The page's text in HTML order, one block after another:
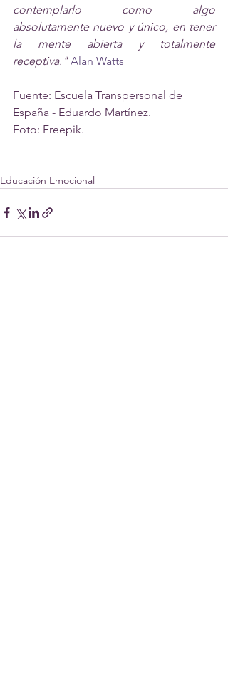
contemplarlo como algo
absolutamente nuevo y único, en tener
la mente abierta y totalmente
receptiva." Alan Watts
Fuente: Escuela Transpersonal de
España - Eduardo Martínez.
Foto: Freepik.
Educación Emocional